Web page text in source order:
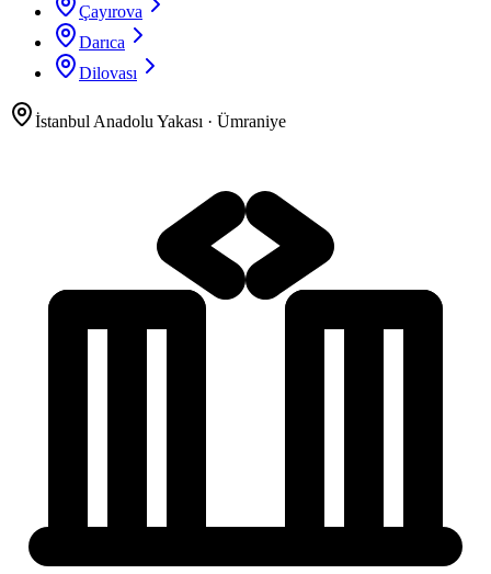
Çayırova
Darıca
Dilovası
İstanbul Anadolu Yakası · Ümraniye